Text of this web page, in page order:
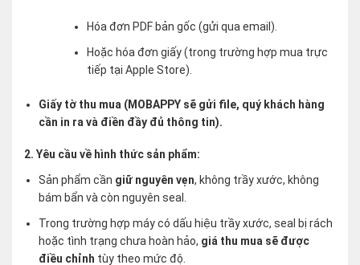
Hóa đơn PDF bản gốc (gửi qua email).
Hoặc hóa đơn giấy (trong trường hợp mua trực
tiếp tại Apple Store).
Giấy tờ thu mua (MOBAPPY sẽ gửi file, quý khách hàng
cần in ra và điền đầy đủ thông tin).
2. Yêu cầu về hình thức sản phẩm:
Sản phẩm cần giữ nguyên vẹn, không trầy xước, không
bám bẩn và còn nguyên seal.
Trong trường hợp máy có dấu hiệu trầy xước, seal bị rách
hoặc tình trạng chưa hoàn hảo, giá thu mua sẽ được
điều chỉnh tùy theo mức độ.